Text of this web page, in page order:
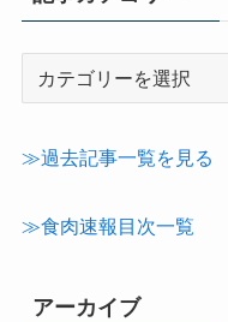
テ
≫過去記事一覧を見る
≫食肉速報目次一覧
アーカイブ